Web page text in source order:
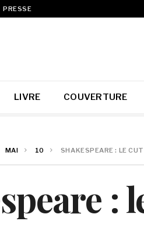
PRESSE
LIVRE COUVERTURE
MAI 10 SHAKESPEARE : LE
: